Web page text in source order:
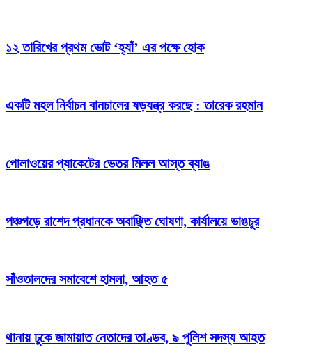
১২ তারিখের প্রথম ভোট ‘হ্যাঁ’ এর পক্ষে হোক
একটি মহল নির্বাচন বানচালের ষড়যন্ত্র করছে : তারেক রহমান
পোলাওয়ের প্যাকেটের ভেতর মিলল আস্ত ব্যাঙ
পঞ্চগড়ে রাশেদ প্রধানকে অবাঞ্ছিত ঘোষণা, কার্যালয়ে ভাঙচুর
সাঁওতালদের সমাবেশে হামলা, আহত ৫
থানায় ঢুকে জামায়াত নেতাদের তাণ্ডব, ৯ পুলিশ সদস্য আহত